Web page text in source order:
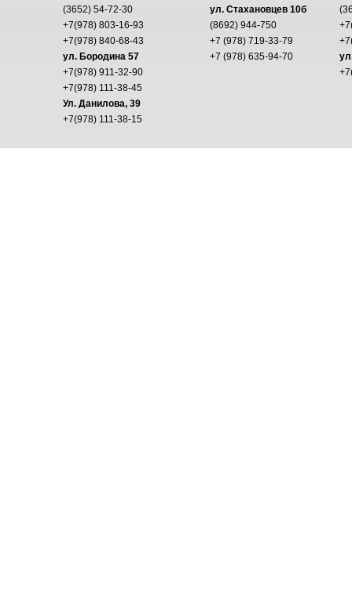
(3652) 54-72-30
+7(978) 803-16-93
+7(978) 840-68-43
ул. Бородина 57
+7(978) 911-32-90
+7(978) 111-38-45
Ул. Данилова, 39
+7(978) 111-38-15
ул. Стахановцев 10б
(8692) 944-750
+7 (978) 719-33-79
+7 (978) 635-94-70